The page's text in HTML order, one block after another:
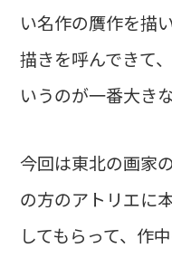
い名作の贋作を描
描きを呼んできて
いうのが一番大き
今回は東北の画家
の方のアトリエに
してもらって、作